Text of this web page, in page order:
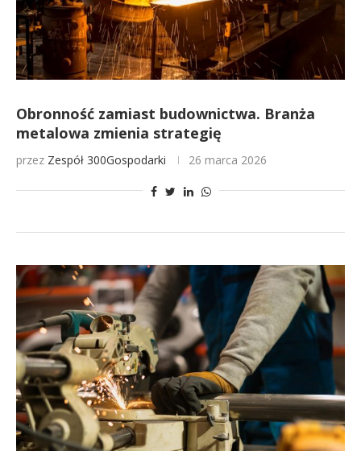
Obronność zamiast budownictwa. Branża
metalowa zmienia strategię
przez Zespół 300Gospodarki 26 marca 2026